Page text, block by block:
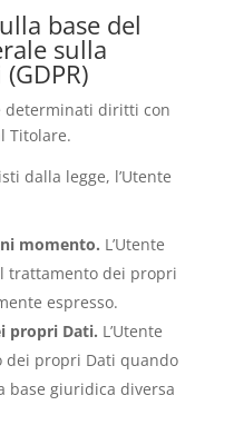
base del
sulla
determinati diritti con
Titolare.
dalla legge, l’Utente
momento. L’Utente
trattamento dei propri
espresso.
propri Dati. L’Utente
dei propri Dati quando
base giuridica diversa